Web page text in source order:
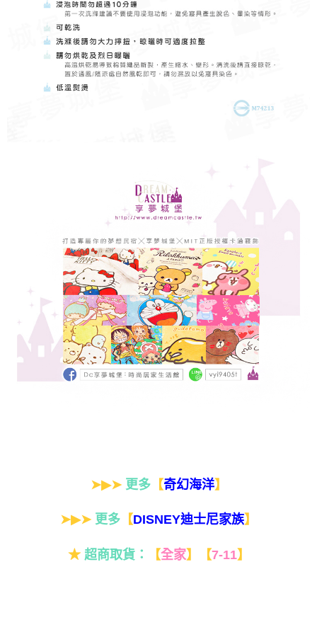
➤▶➤ 更多【奇幻海洋】
➤▶➤ 更多 【DISNEY迪士尼家族】
★ 超商取貨： 【全家】 【7-11】